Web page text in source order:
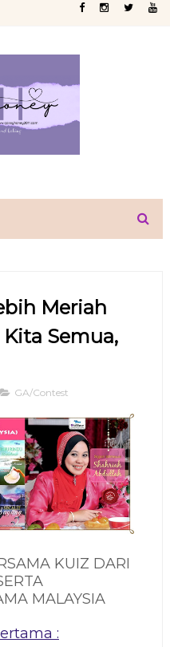
Meriah
Semua,
GA/Contest
KUIZ DARI
MALAYSIA
: